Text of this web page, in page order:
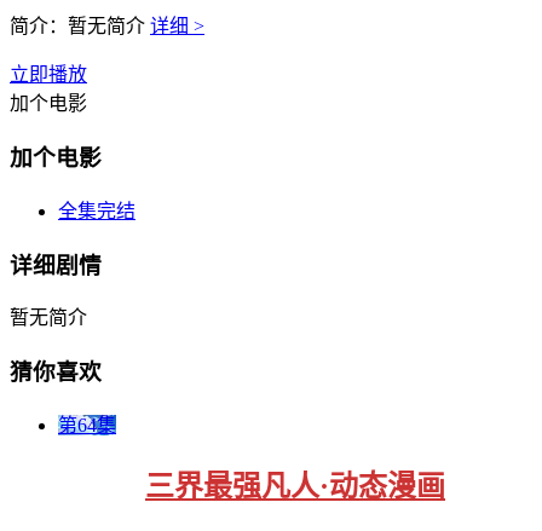
简介： 暂无简介 详细 >
立即播放
加个电影
加个电影
全集完结
详细剧情
暂无简介
猜你喜欢
第64集
三界最强凡人·动态漫画